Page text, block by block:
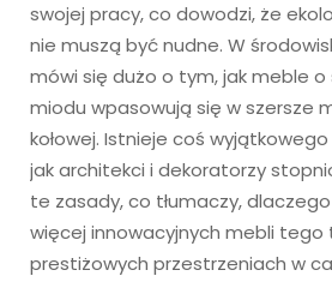
swojej pracy, co dowodzi, że
nie muszą być nudne. W
mówi się dużo o tym, jak meble
miodu wpasowują się w szersze
kołowej. Istnieje coś
jak architekci i dekoratorzy
te zasady, co tłumaczy,
więcej innowacyjnych mebli tego
prestiżowych przestrzeniach w